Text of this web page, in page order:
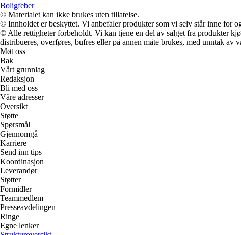
Boligfeber
© Materialet kan ikke brukes uten tillatelse.
© Innholdet er beskyttet. Vi anbefaler produkter som vi selv står inne for
© Alle rettigheter forbeholdt. Vi kan tjene en del av salget fra produkter
distribueres, overføres, bufres eller på annen måte brukes, med unntak av
Møt oss
Bak
Vårt grunnlag
Redaksjon
Bli med oss
Våre adresser
Oversikt
Støtte
Spørsmål
Gjennomgå
Karriere
Send inn tips
Koordinasjon
Leverandør
Støtter
Formidler
Teammedlem
Presseavdelingen
Ringe
Egne lenker